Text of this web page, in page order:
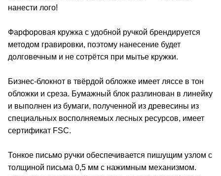
нанести лого!
Фарфоровая кружка с удобной ручкой брендируется
методом гравировки, поэтому нанесение будет
долговечным и не сотрётся при мытье кружки.
Бизнес-блокнот в твёрдой обложке имеет ляссе в тон
обложки и среза. Бумажный блок разлинован в линейку
и выполнен из бумаги, полученной из древесины из
специальных восполняемых лесных ресурсов, имеет
сертификат FSC.
Тонкое письмо ручки обеспечивается пишущим узлом с
толщиной письма 0,5 мм с нажимным механизмом.